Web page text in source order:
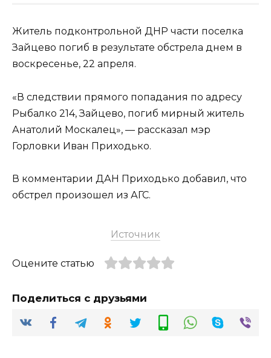
Житель подконтрольной ДНР части поселка
Зайцево погиб в результате обстрела днем в
воскресенье, 22 апреля.
«В следствии прямого попадания по адресу
Рыбалко 214, Зайцево, погиб мирный житель
Анатолий Москалец», — рассказал мэр
Горловки Иван Приходько.
В комментарии ДАН Приходько добавил, что
обстрел произошел из АГС.
Источник
Оцените статью
Поделиться с друзьями